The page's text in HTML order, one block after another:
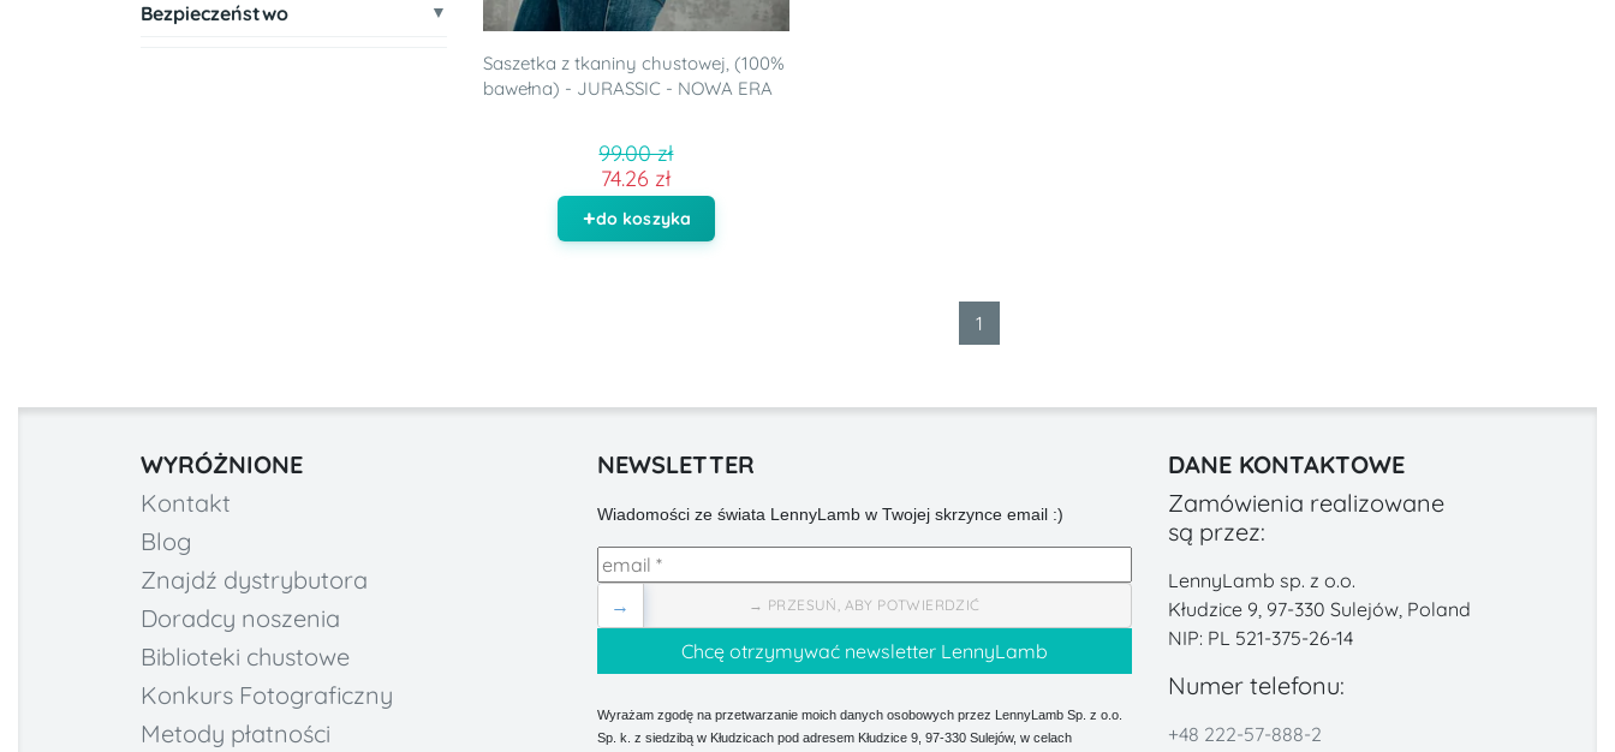
Bezpieczeństwo
Saszetka z tkaniny chustowej, (100%
bawełna) - JURASSIC - NOWA ERA
99.00 zł
74.26 zł
do koszyka
1
WYRÓŻNIONE
Kontakt
Blog
Znajdź dystrybutora
Doradcy noszenia
Biblioteki chustowe
Konkurs Fotograficzny
Metody płatności
NEWSLETTER
Wiadomości ze świata LennyLamb w Twojej skrzynce email :)
→ PRZESUŃ, ABY POTWIERDZIĆ
→
Wyrażam zgodę na przetwarzanie moich danych osobowych przez LennyLamb Sp. z o.o.
Sp. k. z siedzibą w Kłudzicach pod adresem Kłudzice 9, 97-330 Sulejów, w celach
DANE KONTAKTOWE
Zamówienia realizowane
są przez:
LennyLamb sp. z o.o.
Kłudzice 9, 97-330 Sulejów, Poland
NIP: PL 521-375-26-14
Numer telefonu:
+48 222-57-888-2